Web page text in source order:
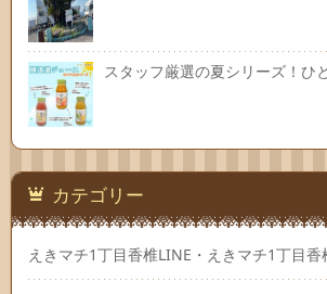
スタッフ厳選の夏シリーズ！ひ
カテゴリー
えきマチ1丁目香椎LINE・えきマチ1丁目